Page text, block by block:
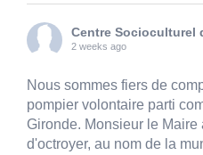
Centre Socioculturel
2 weeks ago
Nous sommes fiers de
pompier volontaire parti
Gironde. Monsieur le Maire
d'octroyer, au nom de la